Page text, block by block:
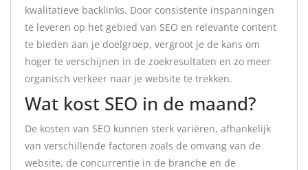
kwalitatieve backlinks. Door consistente inspanningen
te leveren op het gebied van SEO en relevante content
te bieden aan je doelgroep, vergroot je de kans om
hoger te verschijnen in de zoekresultaten en zo meer
organisch verkeer naar je website te trekken.
Wat kost SEO in de maand?
De kosten van SEO kunnen sterk variëren, afhankelijk
van verschillende factoren zoals de omvang van de
website, de concurrentie in de branche en de